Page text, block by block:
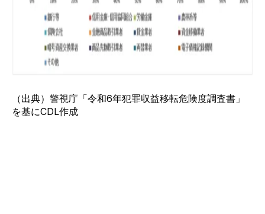
（出典）警視庁 「令和6年犯罪収益移転危険度調査書」
を基にCDL作成